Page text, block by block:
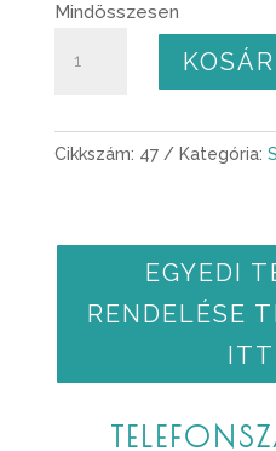
Mindösszesen
Cikkszám: 47 Kategória:
EGYEDI
RENDELÉSE